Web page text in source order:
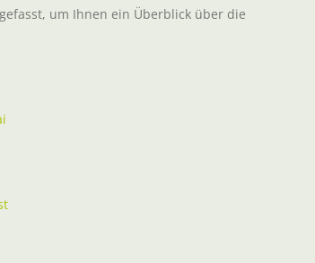
um Ihnen ein Überblick über die